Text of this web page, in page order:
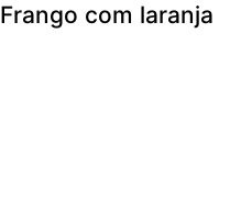
Frango com laranja